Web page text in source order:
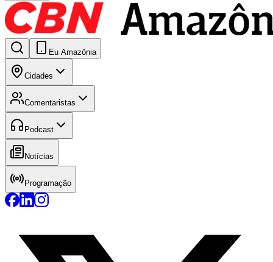
Eu Amazônia
Cidades
Comentaristas
Podcast
Notícias
Programação